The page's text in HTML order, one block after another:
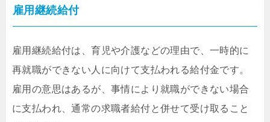
雇用継続給付
雇用継続給付は、育児や介護などの理由で、一時的に
再就職ができない人に向けて支払われる給付金です。
雇用の意思はあるが、事情により就職ができない場合
に支払われ、通常の求職者給付と併せて受け取ること